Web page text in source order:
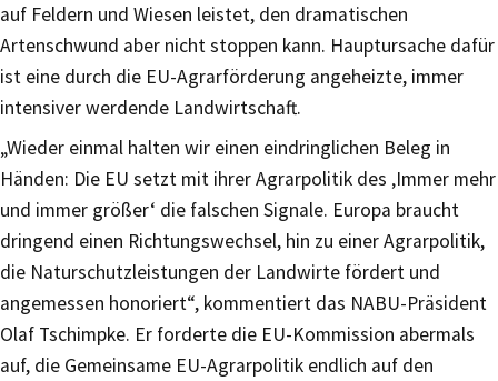
auf Feldern und Wiesen leistet, den dramatischen
Artenschwund aber nicht stoppen kann. Hauptursache dafür
ist eine durch die EU-Agrarförderung angeheizte, immer
intensiver werdende Landwirtschaft.
„Wieder einmal halten wir einen eindringlichen Beleg in
Händen: Die EU setzt mit ihrer Agrarpolitik des ‚Immer mehr
und immer größer‘ die falschen Signale. Europa braucht
dringend einen Richtungswechsel, hin zu einer Agrarpolitik,
die Naturschutzleistungen der Landwirte fördert und
angemessen honoriert“, kommentiert das NABU-Präsident
Olaf Tschimpke. Er forderte die EU-Kommission abermals
auf, die Gemeinsame EU-Agrarpolitik endlich auf den